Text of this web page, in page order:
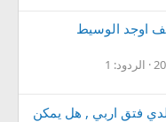
اوجد الوسيط
الردود: 1
فتق اربي , هل يمكن